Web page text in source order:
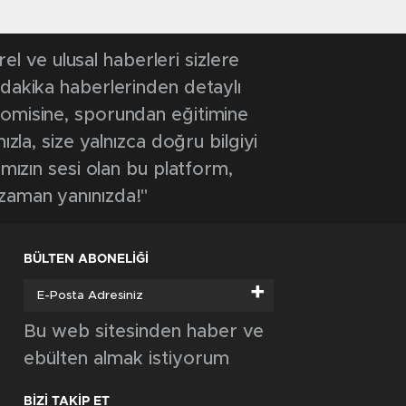
ve ulusal haberleri sizlere
haberlerinden detaylı
sporundan eğitimine
size yalnızca doğru bilgiyi
sesi olan bu platform,
yanınızda!"
BÜLTEN ABONELİĞİ
+
Bu web sitesinden haber ve
ebülten almak istiyorum
BİZİ TAKİP ET